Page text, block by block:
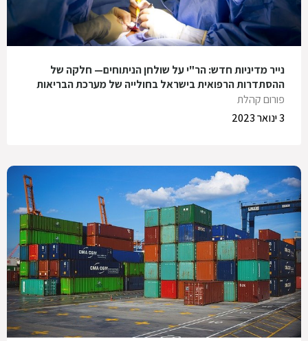
נייר מדיניות חדש: הר"י על שולחן הניתוחים— חלקה של
ההסתדרות הרפואית בישראל בחולייה של מערכת הבריאות
פורום קהלת
3 ינואר 2023